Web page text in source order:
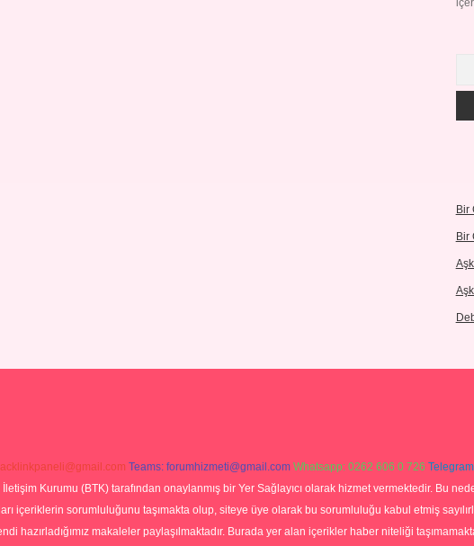
Bir
Bir
Teams: forumhizmeti@gmail.com Whatsapp: 0262 606 0 726
Kurumu (BTK) tarafından onaylanmış bir Yer Sağlayıcı olarak hizmet vermektedir. Bu
içeriklerin sorumluluğunu taşımakta olup, siteye üye olarak bu sorumluluğu kabul etmiş
hazırladığımız makaleler paylaşılmaktadır. Burada yer alan içerikler haber niteliği